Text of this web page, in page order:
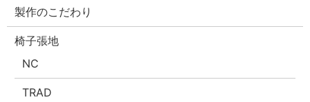
製作のこだわり
椅子張地
NC
TRAD